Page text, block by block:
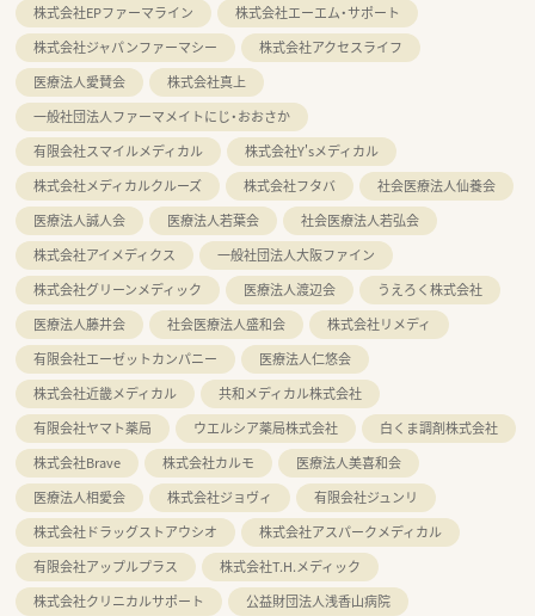
株式会社EPファーマライン
株式会社エーエム・サポート
株式会社ジャパンファーマシー
株式会社アクセスライフ
医療法人愛賛会
株式会社真上
一般社団法人ファーマメイトにじ・おおさか
有限会社スマイルメディカル
株式会社Y'sメディカル
株式会社メディカルクルーズ
株式会社フタバ
社会医療法人仙養会
医療法人誠人会
医療法人若葉会
社会医療法人若弘会
株式会社アイメディクス
一般社団法人大阪ファイン
株式会社グリーンメディック
医療法人渡辺会
うえろく株式会社
医療法人藤井会
社会医療法人盛和会
株式会社リメディ
有限会社エーゼットカンパニー
医療法人仁悠会
株式会社近畿メディカル
共和メディカル株式会社
有限会社ヤマト薬局
ウエルシア薬局株式会社
白くま調剤株式会社
株式会社Brave
株式会社カルモ
医療法人美喜和会
医療法人相愛会
株式会社ジョヴィ
有限会社ジュンリ
株式会社ドラッグストアウシオ
株式会社アスパークメディカル
有限会社アップルプラス
株式会社T.H.メディック
株式会社クリニカルサポート
公益財団法人浅香山病院